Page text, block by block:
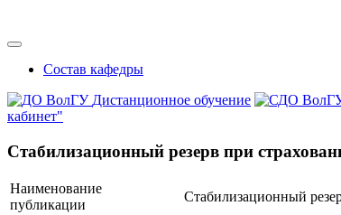
Состав кафедры
Дистанционное обучение
кабинет"
Стабилизационный резерв при
Наименование
публикации
Стабилизационный